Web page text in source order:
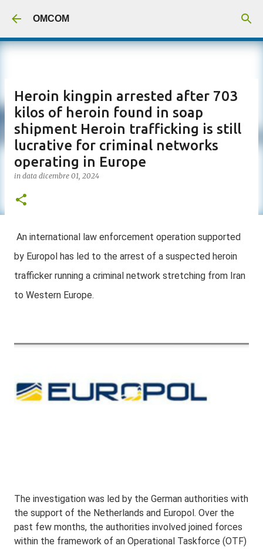
OMCOM
Heroin kingpin arrested after 703
kilos of heroin found in soap
shipment Heroin trafficking is still
lucrative for criminal networks
operating in Europe
in data dicembre 01, 2024
An international law enforcement operation supported
by Europol has led to the arrest of a suspected heroin
trafficker running a criminal network stretching from Iran
to Western Europe.
The investigation was led by the German authorities with
the support of the Netherlands and Europol. Over the
past few months, the authorities involved joined forces
within the framework of an Operational Taskforce (OTF)